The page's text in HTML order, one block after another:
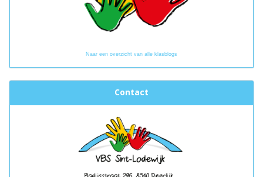
Naar een overzicht van alle klasblogs
Contact